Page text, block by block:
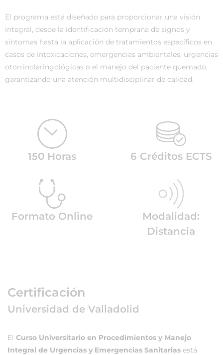
El programa está diseñado para proporcionar una visión
integral, desde la identificación temprana de signos y
síntomas hasta la aplicación de tratamientos específicos en
casos de intoxicaciones, emergencias ambientales, urgencias
otorrinolaringológicas o el manejo del paciente quemado,
garantizando una atención multidisciplinar de calidad.
150 Horas 6 Créditos ECTS
Formato Online
Modalidad:
Distancia
Certificación
Universidad de Valladolid
El Curso Universitario en Procedimientos y Manejo
Integral de Urgencias y Emergencias Sanitarias está